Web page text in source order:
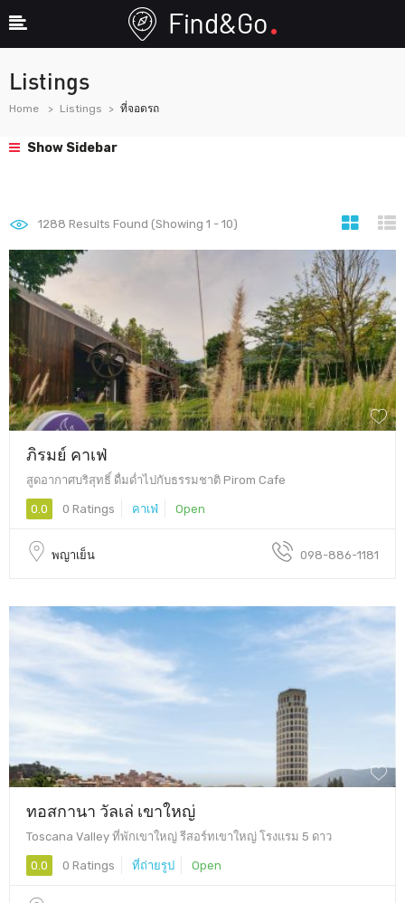
Listings
Home Listings ที่จอดรถ
Show Sidebar
1288 Results Found (Showing 1 - 10)
ภิรมย์ คาเฟ่
สูดอากาศบริสุทธิ์ ดื่มด่ำไปกับธรรมชาติ Pirom Cafe
0.0 0 Ratings คาเฟ่ Open
พญาเย็น 098-886-1181
ทอสกานา วัลเล่ เขาใหญ่
Toscana Valley ที่พักเขาใหญ่ รีสอร์ทเขาใหญ่ โรงแรม 5 ดาว
0.0 0 Ratings ที่ถ่ายรูป Open